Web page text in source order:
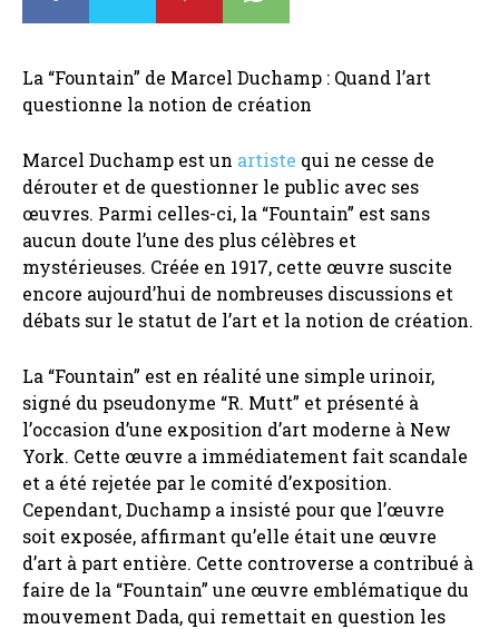
La “Fountain” de Marcel Duchamp : Quand l’art
questionne la notion de création
Marcel Duchamp est un artiste qui ne cesse de
dérouter et de questionner le public avec ses
œuvres. Parmi celles-ci, la “Fountain” est sans
aucun doute l’une des plus célèbres et
mystérieuses. Créée en 1917, cette œuvre suscite
encore aujourd’hui de nombreuses discussions et
débats sur le statut de l’art et la notion de création.
La “Fountain” est en réalité une simple urinoir,
signé du pseudonyme “R. Mutt” et présenté à
l’occasion d’une exposition d’art moderne à New
York. Cette œuvre a immédiatement fait scandale
et a été rejetée par le comité d’exposition.
Cependant, Duchamp a insisté pour que l’œuvre
soit exposée, affirmant qu’elle était une œuvre
d’art à part entière. Cette controverse a contribué à
faire de la “Fountain” une œuvre emblématique du
mouvement Dada, qui remettait en question les